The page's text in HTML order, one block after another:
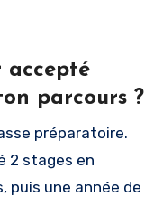
accepté
parcours ?
préparatoire.
2 stages en
puis une année de